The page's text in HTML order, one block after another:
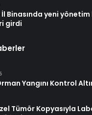
İl Binasında yeni yönetim
girdi
Yangını Kontrol
Tümör Kopyasıyla